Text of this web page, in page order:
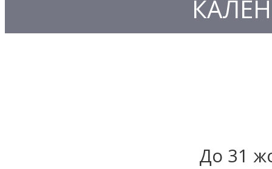
До 31